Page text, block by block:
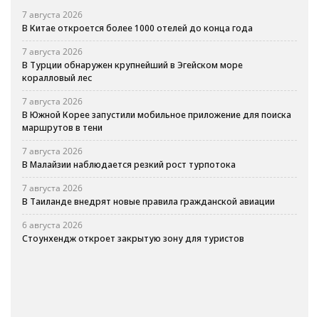
7 августа 2026
В Китае откроется более 1000 отелей до конца года
7 августа 2026
В Турции обнаружен крупнейший в Эгейском море
коралловый лес
7 августа 2026
В Южной Корее запустили мобильное приложение для поиска
маршрутов в тени
7 августа 2026
В Малайзии наблюдается резкий рост турпотока
7 августа 2026
В Таиланде внедрят новые правила гражданской авиации
6 августа 2026
Стоунхендж откроет закрытую зону для туристов